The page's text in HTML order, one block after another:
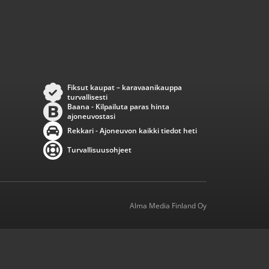
Fiksut kaupat – karavaanikauppa
turvallisesti
Baana - Kilpailuta paras hinta
ajoneuvostasi
Rekkari - Ajoneuvon kaikki tiedot heti
Turvallisuusohjeet
Alma Media Finland Oy